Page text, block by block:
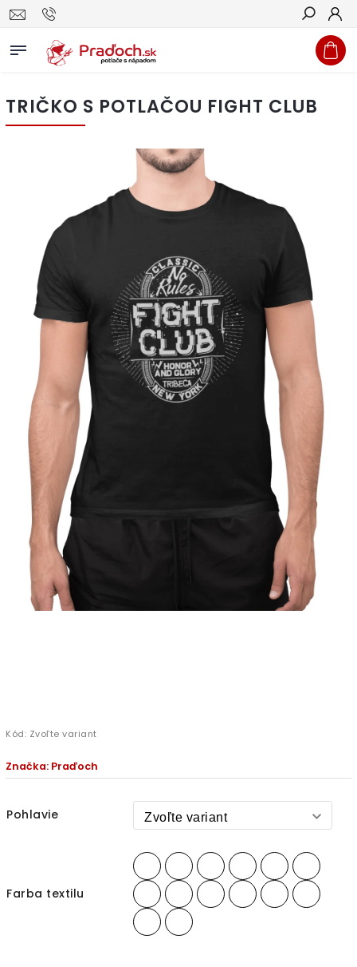
Hľadať
TRIČKO S POTLAČOU FIGHT CLUB
Kód: Zvoľte variant
Značka: Praďoch
Pohlavie
Farba textilu